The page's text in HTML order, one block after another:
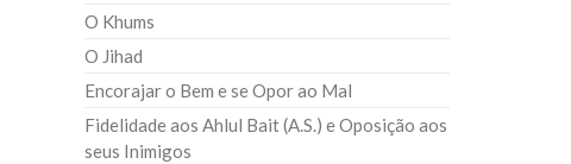
O Khums
O Jihad
Encorajar o Bem e se Opor ao Mal
Fidelidade aos Ahlul Bait (A.S.) e Oposição aos
seus Inimigos